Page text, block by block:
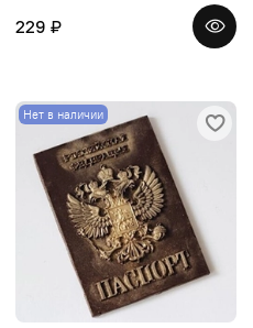
229 ₽
Нет в наличии